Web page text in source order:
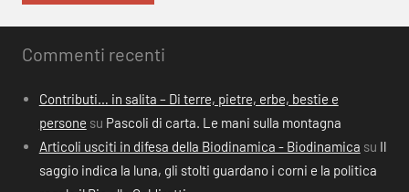
Commenti recenti
Contributi… in salita – Di terre, pietre, erbe, bestie e
persone su Pascoli di carta. Le mani sulla montagna
Articoli usciti in difesa della Biodinamica - Biodinamica su Il
saggio indica la luna, gli stolti guardano i corni e la politica